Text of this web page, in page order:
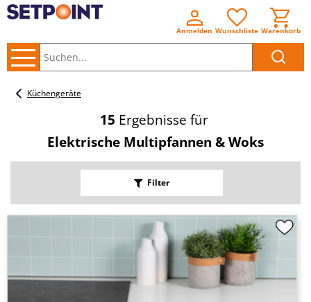
Anmelden Wunschliste Warenkorb
Küchengeräte
15 Ergebnisse für
Elektrische Multipfannen & Woks
Filter